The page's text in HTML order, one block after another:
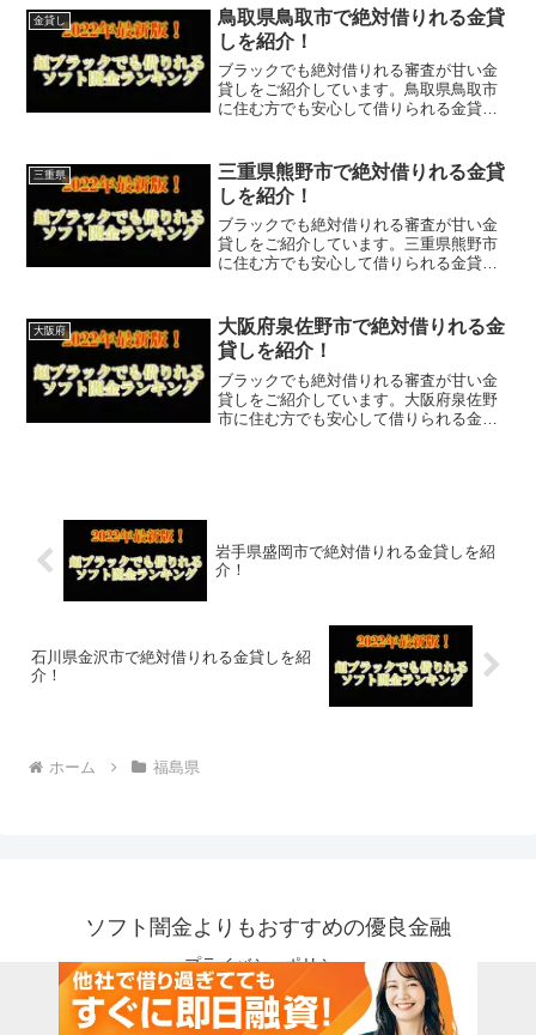
はなく、国または埼玉県越谷市で貸金業
登録をしている正規の金貸し...
金貸し
鳥取県鳥取市で絶対借りれる金貸
しを紹介！
ブラックでも絶対借りれる審査が甘い金
貸しをご紹介しています。鳥取県鳥取市
に住む方でも安心して借りられる金貸し
はなく、国または鳥取県鳥取市で貸金業
登録をしている正規の金貸し...
三重県
三重県熊野市で絶対借りれる金貸
しを紹介！
ブラックでも絶対借りれる審査が甘い金
貸しをご紹介しています。三重県熊野市
に住む方でも安心して借りられる金貸し
はなく、国または三重県熊野市で貸金業
登録をしている正規の金貸し...
大阪府
大阪府泉佐野市で絶対借りれる金
貸しを紹介！
ブラックでも絶対借りれる審査が甘い金
貸しをご紹介しています。大阪府泉佐野
市に住む方でも安心して借りられる金貸
岩手県盛岡市で絶対借りれる金貸しを紹
介！
石川県金沢市で絶対借りれる金貸しを紹
介！
ホーム 福島県
ソフト闇金よりもおすすめの優良金融
プライバシーポリシー
© 2018 ソフト闇金よりもおすすめの優良金融.